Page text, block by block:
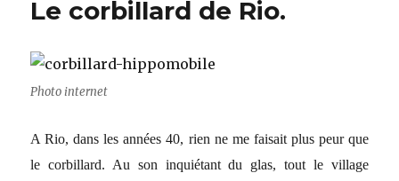
Le corbillard de Rio.
Photo internet
A Rio, dans les années 40, rien ne me faisait plus peur que
le corbillard. Au son inquiétant du glas, tout le village